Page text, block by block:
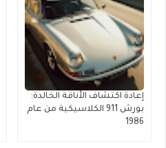
إعادة اكتشاف الأناقة الخالدة:
بورش 911 الكلاسيكية من عام
1986